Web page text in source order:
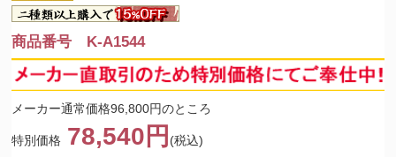
商品番号 K-A1544
メーカー通常価格96,800円のところ
特別価格 78,540円 (税込)